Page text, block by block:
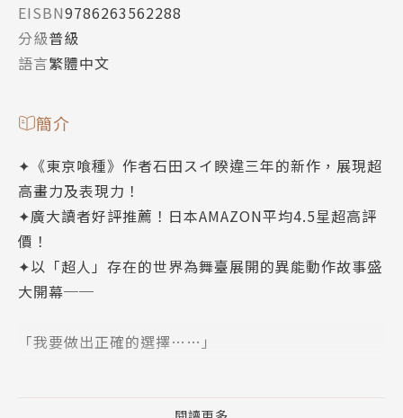
EISBN9786263562288
分級普級
語言繁體中文
簡介
✦《東京喰種》作者石田スイ睽違三年的新作，展現超
高畫力及表現力！
✦廣大讀者好評推薦！日本AMAZON平均4.5星超高評
價！
✦以「超人」存在的世界為舞臺展開的異能動作故事盛
大開幕──
「我要做出正確的選擇……」